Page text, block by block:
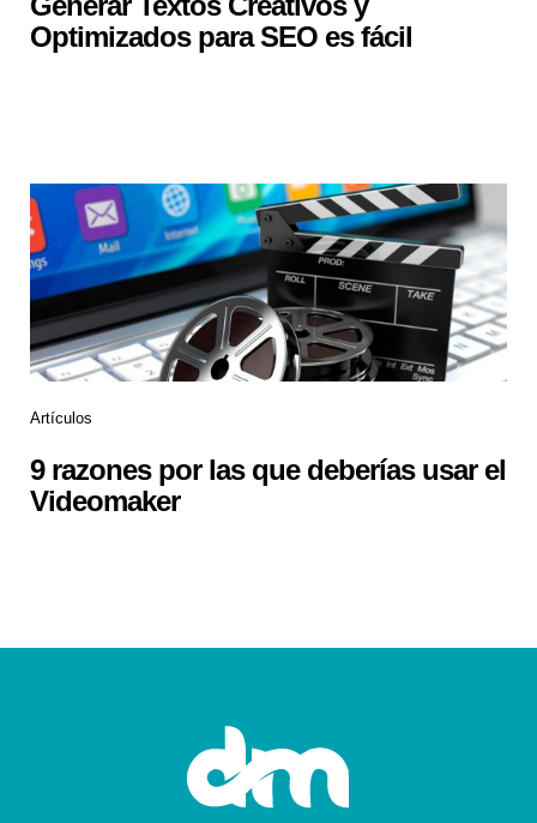
Optimizados para SEO es fácil
Artículos
9 razones por las que deberías usar el
Videomaker